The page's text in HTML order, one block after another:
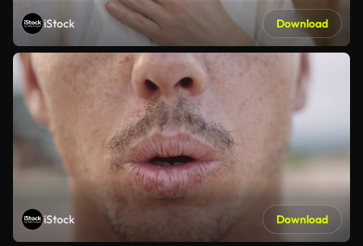
iStock Download
iStock Download